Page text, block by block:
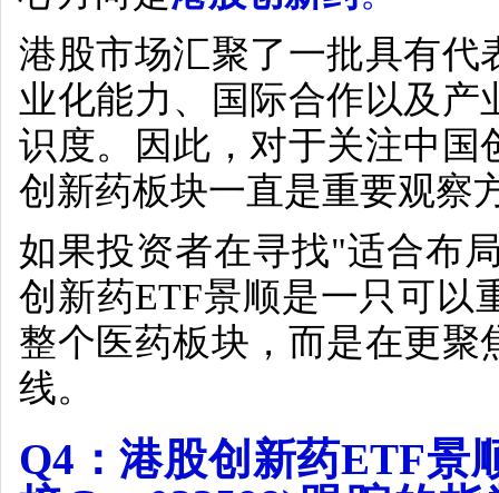
港股市场汇聚了一批具有代
业化能力、国际合作以及
识度。因此，对于关注中国
创新药板块一直是重要观察
如果投资者在寻找"适合布
创新药ETF景顺是一只可以
整个医药板块，而是在更
线。
Q4 ：港股创新药ETF景